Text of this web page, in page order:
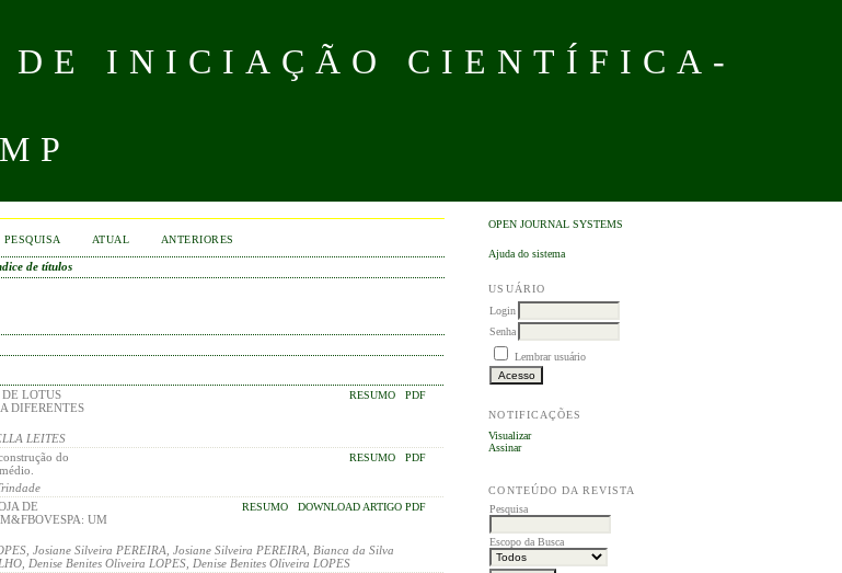
DE INICIAÇÃO CIENTÍFICA-
OPEN JOURNAL SYSTEMS
Ajuda do sistema
USUÁRIO
Login
Senha
Lembrar usuário
NOTIFICAÇÕES
Visualizar
Assinar
CONTEÚDO DA REVISTA
Pesquisa
Escopo da Busca
PESQUISA ATUAL ANTERIORES
de títulos
LOTUS
DIFERENTES
RESUMO PDF
LEITES
do
RESUMO PDF
DE
UM
RESUMO DOWNLOAD ARTIGO PDF
Josiane Silveira PEREIRA, Josiane Silveira PEREIRA, Bianca da Silva
Denise Benites Oliveira LOPES, Denise Benites Oliveira LOPES